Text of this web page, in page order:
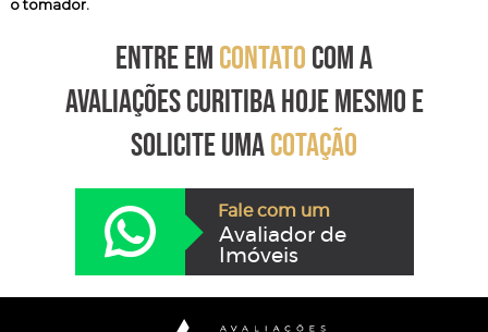
o tomador.
ENTRE EM CONTATO COM A
AVALIAÇÕES CURITIBA HOJE MESMO E
SOLICITE UMACOTAÇÃO
Fale com um
Avaliador de
Imóveis